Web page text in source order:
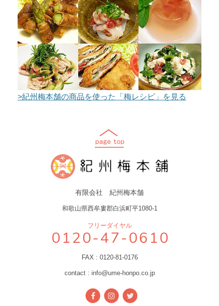
>紀州梅本舗の商品を使った「梅レシピ」を見る
有限会社 紀州梅本舗
和歌山県西牟婁郡白浜町平1080-1
フリーダイヤル
0120-47-0610
FAX : 0120-81-0176
contact : info@ume-honpo.co.jp